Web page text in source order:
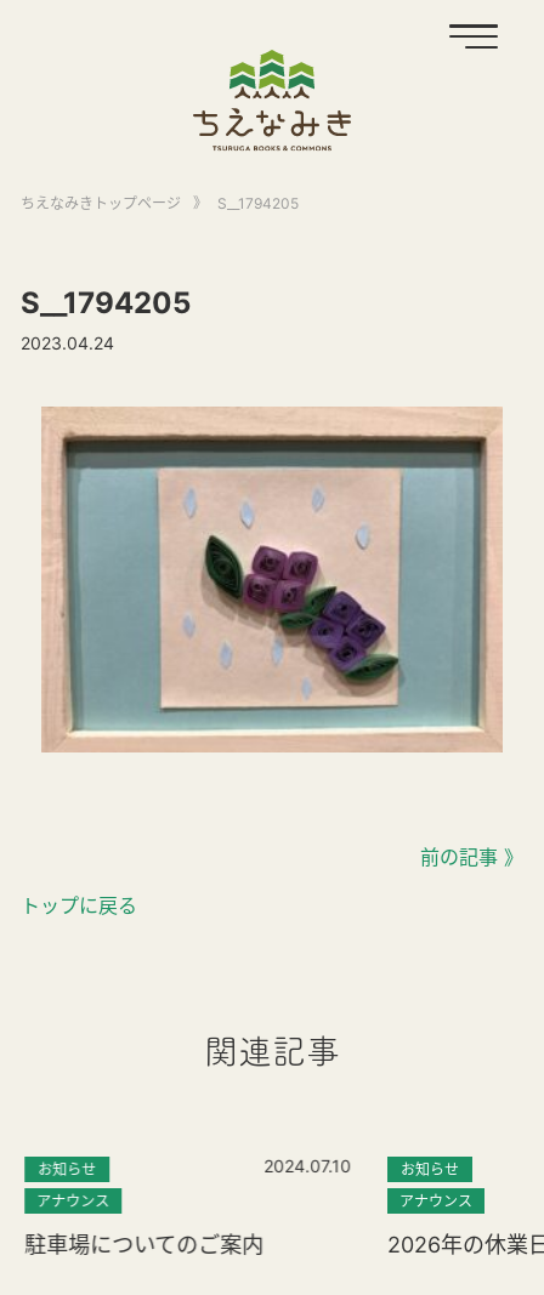
ちえなみきトップページ 》 S__1794205
S__1794205
2023.04.24
トップに戻る
前の記事 》
関連記事
お知らせ
アナウンス
2024.07.10
駐車場についてのご案内
お知らせ
アナウンス
2026年の休業